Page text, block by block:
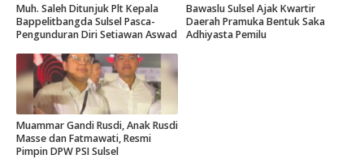
Muh. Saleh Ditunjuk Plt Kepala
Bappelitbangda Sulsel Pasca-
Pengunduran Diri Setiawan Aswad
Bawaslu Sulsel Ajak Kwartir
Daerah Pramuka Bentuk Saka
Adhiyasta Pemilu
Muammar Gandi Rusdi, Anak Rusdi
Masse dan Fatmawati, Resmi
Pimpin DPW PSI Sulsel